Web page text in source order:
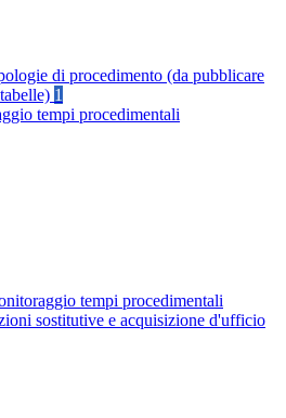
di procedimento (da pubblicare
1
tempi procedimentali
tempi procedimentali
sostitutive e acquisizione d'ufficio